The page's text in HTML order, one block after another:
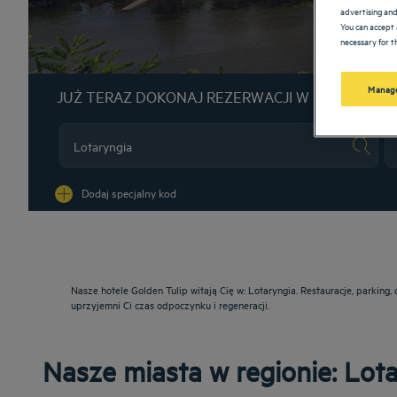
JUŻ TERAZ DOKONAJ REZERWACJI W NASZYCH
Dodaj specjalny kod
Nasze hotele Golden Tulip witają Cię w: Lotaryngia. Restauracje,
uprzyjemni Ci czas odpoczynku i regeneracji.
Nasze miasta w regionie:
advertising
You can
necessary for